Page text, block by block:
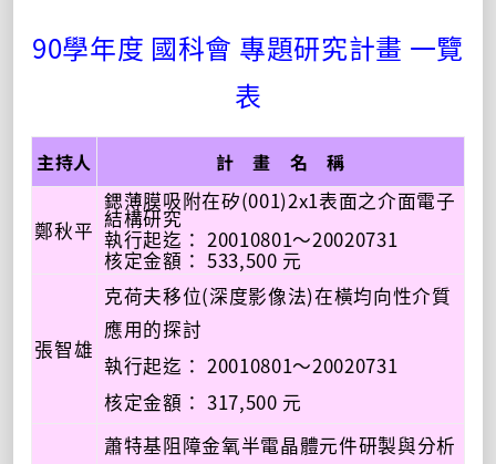
90學年度 國科會 專題研究計畫 一覽
表
主持人 計 畫 名 稱
鄭秋平
鍶薄膜吸附在矽(001)2x1表面之介面電子
結構研究
執行起迄： 20010801～20020731
核定金額： 533,500 元
張智雄
克荷夫移位(深度影像法)在橫均向性介質
應用的探討
執行起迄： 20010801～20020731
核定金額： 317,500 元
蕭特基阻障金氧半電晶體元件研製與分析